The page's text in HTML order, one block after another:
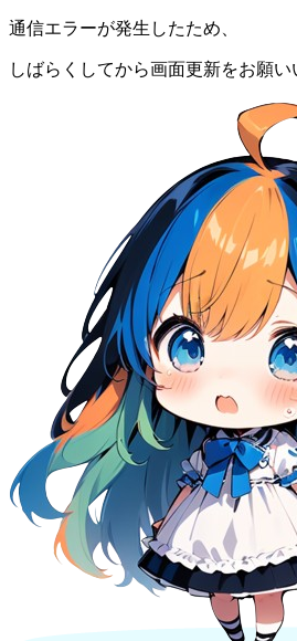
通信エラーが発生したため、
しばらくしてから画面更新をお願い